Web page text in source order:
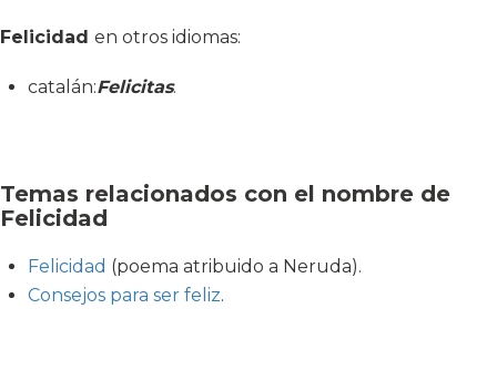
Felicidad en otros idiomas:
catalán:Felicitas.
Temas relacionados con el nombre de
Felicidad
Felicidad (poema atribuido a Neruda).
Consejos para ser feliz.